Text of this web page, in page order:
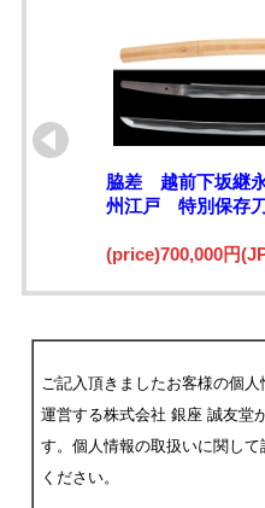
脇差 越前下坂継
州江戸 特別保存
(price)700,000円
ご記入頂きましたお客様の個
運営する株式会社 銀座 誠友堂
す。個人情報の取扱いに関し
ください。